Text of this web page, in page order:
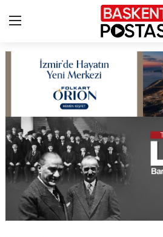
Çerez Politikası
Künye
Ankara
TBMM